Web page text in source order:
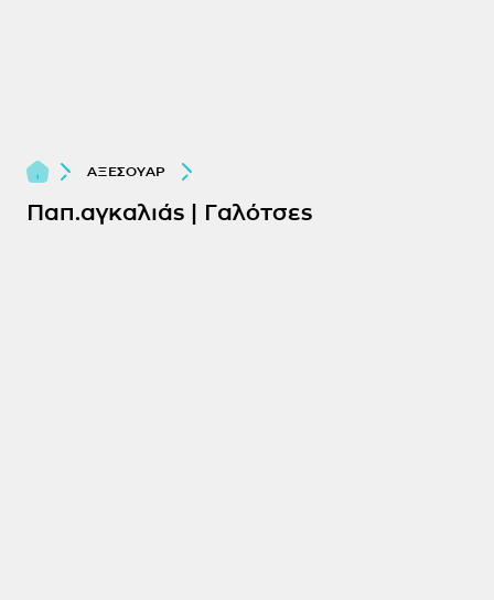
ΑΞΕΣΟΥΑΡ
Παπ.αγκαλιάς | Γαλότσες